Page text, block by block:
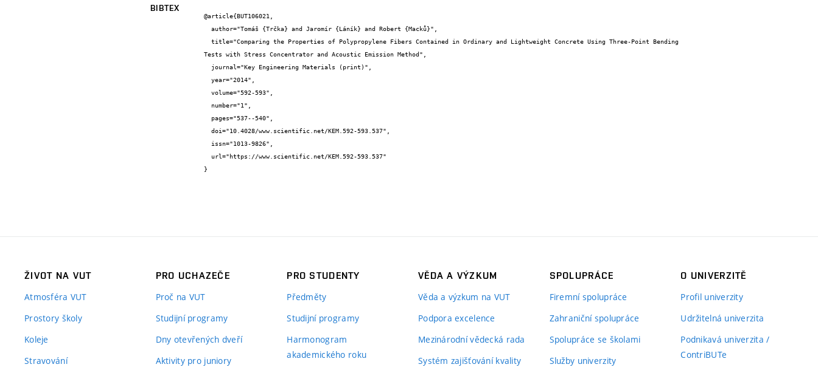
BIBTEX
@article{BUT106021,
Tests with Stress Concentrator and Acoustic Emission Method",
}
ŽIVOT NA VUT
Atmosféra VUT
Prostory školy
Koleje
Stravování
PRO UCHAZEČE
Proč na VUT
Studijní programy
Dny otevřených dveří
Aktivity pro juniory
PRO STUDENTY
Předměty
Studijní programy
Harmonogram
akademického roku
VĚDA A VÝZKUM
Věda a výzkum na VUT
Podpora excelence
Mezinárodní vědecká rada
Systém zajišťování kvality
SPOLUPRÁCE
Firemní spolupráce
Zahraniční spolupráce
Spolupráce se školami
Služby univerzity
O UNIVERZITĚ
Profil univerzity
Udržitelná univerzita
Podnikavá univerzita /
ContriBUTe